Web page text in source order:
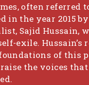
often referred
in the year 2015
Sajid Hussain,
exile. Hussain’s
of this
the voices